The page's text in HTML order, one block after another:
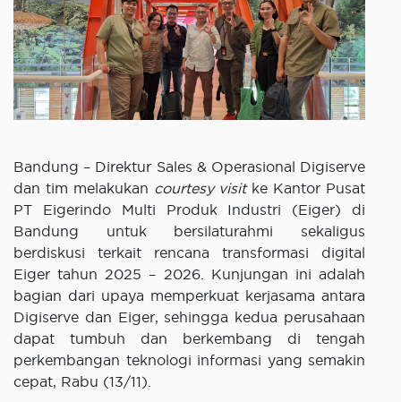
Bandung – Direktur Sales & Operasional Digiserve
dan tim melakukan courtesy visitke Kantor Pusat
PT Eigerindo Multi Produk Industri (Eiger) di
Bandung untuk bersilaturahmi sekaligus
berdiskusi terkait rencana transformasi digital
Eiger tahun 2025 – 2026. Kunjungan ini adalah
bagian dari upaya memperkuat kerjasama antara
Digiserve dan Eiger, sehingga kedua perusahaan
dapat tumbuh dan berkembang di tengah
perkembangan teknologi informasi yang semakin
cepat, Rabu (13/11).